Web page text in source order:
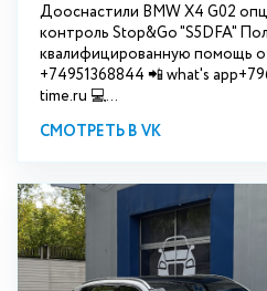
Дооснастили BMW X4 G02
контроль Stop&Go "S5DFA"
квалифицированную помощь
+74951368844 📲 what's
time.ru 💻...
СМОТРЕТЬ В VK